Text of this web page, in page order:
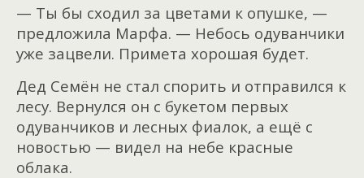
— Ты бы сходил за цветами к опушке, —
предложила Марфа. — Небось одуванчики
уже зацвели. Примета хорошая будет.
Дед Семён не стал спорить и отправился к
лесу. Вернулся он с букетом первых
одуванчиков и лесных фиалок, а ещё с
новостью — видел на небе красные
облака.